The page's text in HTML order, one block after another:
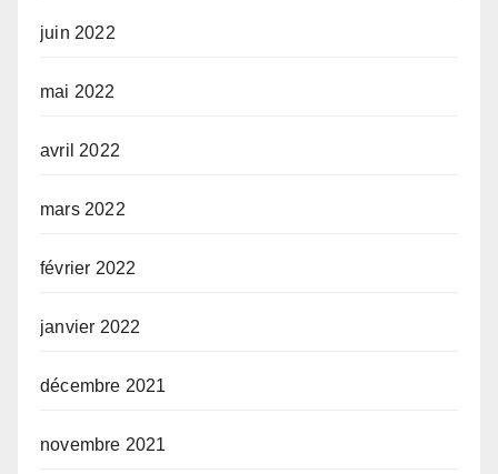
juin 2022
mai 2022
avril 2022
mars 2022
février 2022
janvier 2022
décembre 2021
novembre 2021